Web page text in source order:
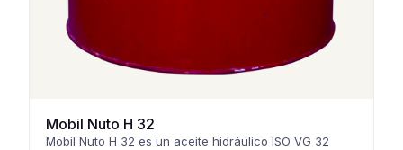
Mobil Nuto H 32
Mobil Nuto H 32 es un aceite hidráulico ISO VG 32